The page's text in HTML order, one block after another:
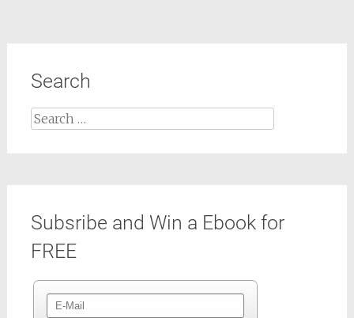
Search
Search
for:
Subsribe and Win a Ebook for
FREE